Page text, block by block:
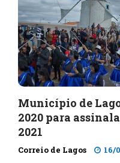
Município de
2020 para
2021
Correio de Lagos 16/